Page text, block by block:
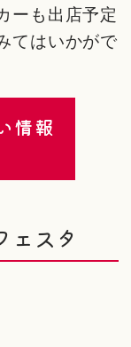
ーも出店予定
てはいかがで
情報
ェスタ